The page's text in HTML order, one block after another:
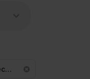
Fachkraft für Lebensmitteltechnik